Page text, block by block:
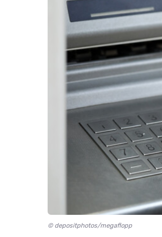
© depositphotos/megaflopp